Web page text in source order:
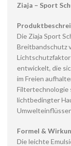
Ziaja – Sport
Die Ziaja Sport
Breitbandschutz
Lichtschutzfaktor
entwickelt, die
im Freien
Filtertechnologie
lichtbedingter
Formel &
Die leichte